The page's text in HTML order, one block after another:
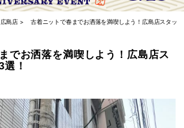
広島店 >
古着ニットで春までお洒落を満喫しよう！広島店スタッ
でお洒落を満喫しよう！広島店ス
！